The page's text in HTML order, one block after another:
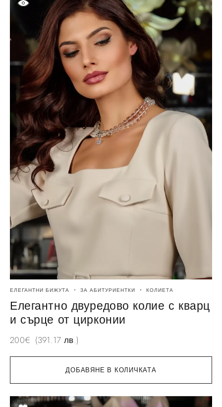
ДОБАВЯНЕ В КОЛИЧКАТА
ЕЛЕГАНТНИ БИЖУТА ЗА АБИТУРИЕНТКИ КОЛИЕТА
Елегантно двуредово колие с кварц
и сърце от цирконии
200€ (391.17 лв.)